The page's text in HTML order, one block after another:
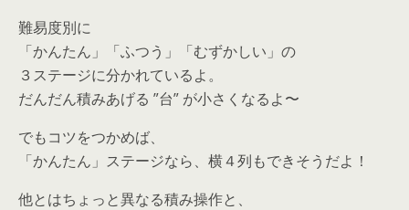
難易度別に
「かんたん」「ふつう」「むずかしい」の
３ステージに分かれているよ。
だんだん積みあげる ”台” が小さくなるよ〜
でもコツをつかめば、
「かんたん」ステージなら、横４列もできそうだよ！
他とはちょっと異なる積み操作と、